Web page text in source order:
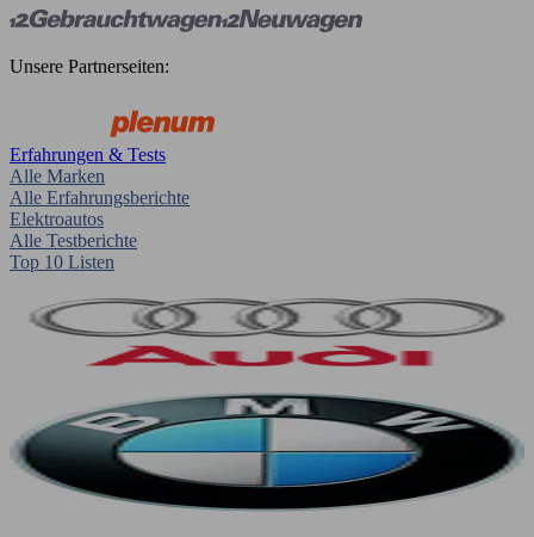
Unsere Partnerseiten:
Erfahrungen & Tests
Alle Marken
Alle Erfahrungsberichte
Elektroautos
Alle Testberichte
Top 10 Listen